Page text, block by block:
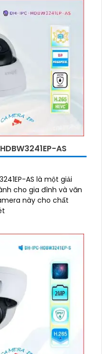
AS
AS là một giải
cho gia đình và văn